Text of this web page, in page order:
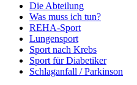
Die Abteilung
Was muss ich tun?
REHA-Sport
Lungensport
Sport nach Krebs
Sport für Diabetiker
Schlaganfall / Parkinson